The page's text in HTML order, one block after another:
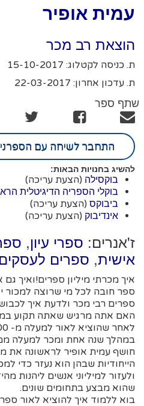
עמית אופיר
הוצאת רב מכר
ת. כניסה לקטלוג: 15-10-2017
ת. עדכון אחרון: 22-03-2017
שתף ספר
התחבר לשיחה עם
להשיג בחנויות הבאות:
בוקסילה (הצעת עריכה)
בוקלי הספריה הדיגיטלית
ביבוקס (הצעת עריכה)
אינדיבוק (הצעת עריכה)
ז'אנרים: ספרי עיון,
אישית, ספרים לעסקים
איך מכרתי מיליון ספרים!ואיך גם
ספר חובה לכל מי שרוצה למכור
ספרים רבי מכר ולדעת איך
האם אתה מרגיש שאתה תקוע
במהלך שנה אחת ומכר למעלה
חושף עמית אופיר לראשונה את
הייחודיות שבהן הוא נעזר כדי
ולעזור למיליוני אנשים ליהנות
שהוא מבצע בתחומים שונים.
בוא ללמוד איך להוציא לאור